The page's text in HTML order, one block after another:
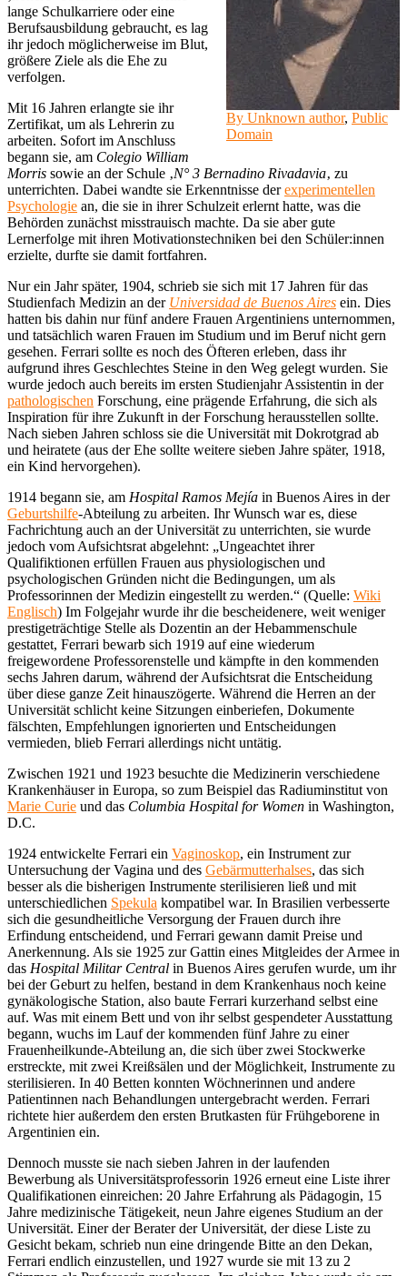
By Unknown author, Public
Domain
lange Schulkarriere oder eine
Berufsausbildung gebraucht, es lag
ihr jedoch möglicherweise im Blut,
größere Ziele als die Ehe zu
verfolgen.
Mit 16 Jahren erlangte sie ihr
Zertifikat, um als Lehrerin zu
arbeiten. Sofort im Anschluss
begann sie, am Colegio William
Morris sowie an der Schule ‚N° 3 Bernadino Rivadavia‚ zu
unterrichten. Dabei wandte sie Erkenntnisse derexperimentellen
Psychologie an, die sie in ihrer Schulzeit erlernt hatte, was die
Behörden zunächst misstrauisch machte. Da sie aber gute
Lernerfolge mit ihren Motivationstechniken bei den Schüler:innen
erzielte, durfte sie damit fortfahren.
Nur ein Jahr später, 1904, schrieb sie sich mit 17 Jahren für das
Studienfach Medizin an der Universidad de Buenos Aires ein. Dies
hatten bis dahin nur fünf andere Frauen Argentiniens unternommen,
und tatsächlich waren Frauen im Studium und im Beruf nicht gern
gesehen. Ferrari sollte es noch des Öfteren erleben, dass ihr
aufgrund ihres Geschlechtes Steine in den Weg gelegt wurden. Sie
wurde jedoch auch bereits im ersten Studienjahr Assistentin in der
pathologischen Forschung, eine prägende Erfahrung, die sich als
Inspiration für ihre Zukunft in der Forschung herausstellen sollte.
Nach sieben Jahren schloss sie die Universität mit Dokrotgrad ab
und heiratete (aus der Ehe sollte weitere sieben Jahre später, 1918,
ein Kind hervorgehen).
1914 begann sie, am Hospital Ramos Mejía in Buenos Aires in der
Geburtshilfe-Abteilung zu arbeiten. Ihr Wunsch war es, diese
Fachrichtung auch an der Universität zu unterrichten, sie wurde
jedoch vom Aufsichtsrat abgelehnt: „Ungeachtet ihrer
Qualifiktionen erfüllen Frauen aus physiologischen und
psychologischen Gründen nicht die Bedingungen, um als
Professorinnen der Medizin eingestellt zu werden.“ (Quelle: Wiki
Englisch) Im Folgejahr wurde ihr die bescheidenere, weit weniger
prestigeträchtige Stelle als Dozentin an der Hebammenschule
gestattet, Ferrari bewarb sich 1919 auf eine wiederum
freigewordene Professorenstelle und kämpfte in den kommenden
sechs Jahren darum, während der Aufsichtsrat die Entscheidung
über diese ganze Zeit hinauszögerte. Während die Herren an der
Universität schlicht keine Sitzungen einberiefen, Dokumente
fälschten, Empfehlungen ignorierten und Entscheidungen
vermieden, blieb Ferrari allerdings nicht untätig.
Zwischen 1921 und 1923 besuchte die Medizinerin verschiedene
Krankenhäuser in Europa, so zum Beispiel das Radiuminstitut von
Marie Curie und das Columbia Hospital for Women in Washington,
D.C.
1924 entwickelte Ferrari ein Vaginoskop, ein Instrument zur
Untersuchung der Vagina und des Gebärmutterhalses, das sich
besser als die bisherigen Instrumente sterilisieren ließ und mit
unterschiedlichen Spekula kompatibel war. In Brasilien verbesserte
sich die gesundheitliche Versorgung der Frauen durch ihre
Erfindung entscheidend, und Ferrari gewann damit Preise und
Anerkennung. Als sie 1925 zur Gattin eines Mitgleides der Armee in
das Hospital Militar Central in Buenos Aires gerufen wurde, um ihr
bei der Geburt zu helfen, bestand in dem Krankenhaus noch keine
gynäkologische Station, also baute Ferrari kurzerhand selbst eine
auf. Was mit einem Bett und von ihr selbst gespendeter Ausstattung
begann, wuchs im Lauf der kommenden fünf Jahre zu einer
Frauenheilkunde-Abteilung an, die sich über zwei Stockwerke
erstreckte, mit zwei Kreißsälen und der Möglichkeit, Instrumente zu
sterilisieren. In 40 Betten konnten Wöchnerinnen und andere
Patientinnen nach Behandlungen untergebracht werden. Ferrari
richtete hier außerdem den ersten Brutkasten für Frühgeborene in
Argentinien ein.
Dennoch musste sie nach sieben Jahren in der laufenden
Bewerbung als Universitätsprofessorin 1926 erneut eine Liste ihrer
Qualifikationen einreichen: 20 Jahre Erfahrung als Pädagogin, 15
Jahre medizinische Tätigekeit, neun Jahre eigenes Studium an der
Universität. Einer der Berater der Universität, der diese Liste zu
Gesicht bekam, schrieb nun eine dringende Bitte an den Dekan,
Ferrari endlich einzustellen, und 1927 wurde sie mit 13 zu 2